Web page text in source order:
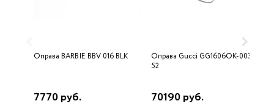
Оправа BARBIE BBV 016 BLK
7770 руб.
Оправа Gucci GG1606OK-003
52
70190 руб.